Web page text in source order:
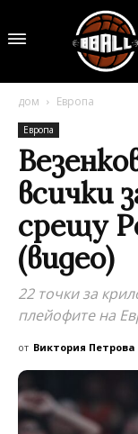
дом Европа
Европа
всички
срещу
(видео)
22 точки за
плейофите на
от Виктория Петрова